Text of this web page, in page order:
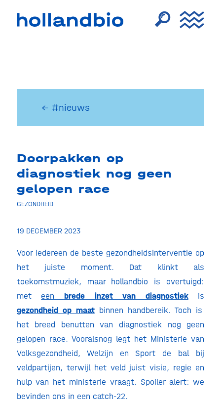
← #nieuws
Doorpakken op
diagnostiek nog geen
gelopen race
GEZONDHEID
19 DECEMBER 2023
Voor iedereen de beste gezondheidsinterventie op
het juiste moment. Dat klinkt als
toekomstmuziek, maar hollandbio is overtuigd:
met een brede inzet van diagnostiekis
gezondheid op maatbinnen handbereik. Toch is
het breed benutten van diagnostiek nog geen
gelopen race. Vooralsnog legt het Ministerie van
Volksgezondheid, Welzijn en Sport de bal bij
veldpartijen, terwijl het veld juist visie, regie en
hulp van het ministerie vraagt. Spoiler alert: we
bevinden ons in een catch-22.